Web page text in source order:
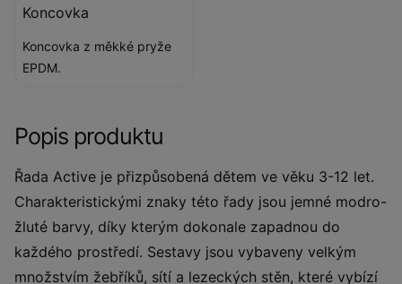
Koncovka
Koncovka z měkké pryže
EPDM.
Popis produktu
Řada Active je přizpůsobená dětem ve věku 3-12 let.
Charakteristickými znaky této řady jsou jemné modro-
žluté barvy, díky kterým dokonale zapadnou do
každého prostředí. Sestavy jsou vybaveny velkým
množstvím žebříků, sítí a lezeckých stěn, které vybízí